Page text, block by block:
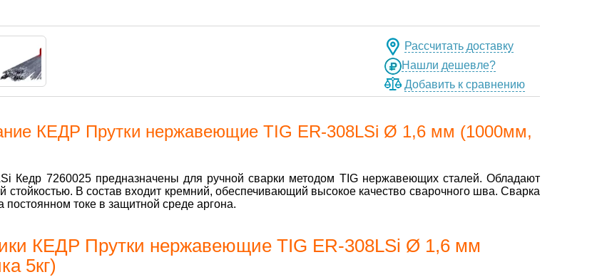
Рассчитать доставку
Нашли дешевле?
Добавить к сравнению
КЕДР Прутки нержавеющие TIG ER-308LSi Ø 1,6 мм (1000мм,
Кедр 7260025 предназначены для ручной сварки методом TIG нержавеющих сталей. Обладают
стойкостью. В состав входит кремний, обеспечивающий высокое качество сварочного шва. Сварка
постоянном токе в защитной среде аргона.
КЕДР Прутки нержавеющие TIG ER-308LSi Ø 1,6 мм
5кг)